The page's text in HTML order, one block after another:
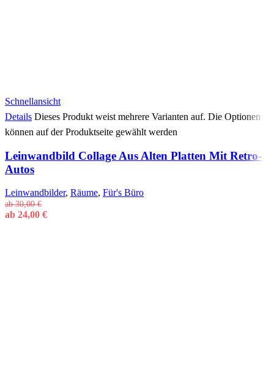
Schnellansicht
Details Dieses Produkt weist mehrere Varianten auf. Die Optionen
können auf der Produktseite gewählt werden
Leinwandbild Collage Aus Alten Platten Mit Retro-
Autos
Leinwandbilder, Räume, Für's Büro
ab30,00€
ab 24,00 €